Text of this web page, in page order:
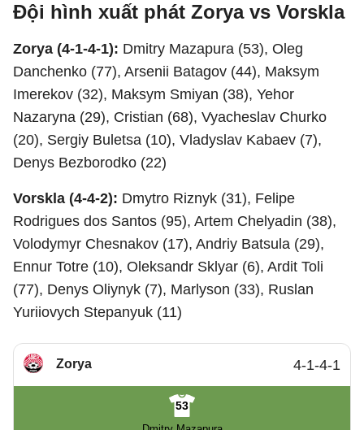
Đội hình xuất phát Zorya vs Vorskla
Zorya (4-1-4-1): Dmitry Mazapura (53), Oleg
Danchenko (77), Arsenii Batagov (44), Maksym
Imerekov (32), Maksym Smiyan (38), Yehor
Nazaryna (29), Cristian (68), Vyacheslav Churko
(20), Sergiy Buletsa (10), Vladyslav Kabaev (7),
Denys Bezborodko (22)
Vorskla (4-4-2): Dmytro Riznyk (31), Felipe
Rodrigues dos Santos (95), Artem Chelyadin (38),
Volodymyr Chesnakov (17), Andriy Batsula (29),
Ennur Totre (10), Oleksandr Sklyar (6), Ardit Toli
(77), Denys Oliynyk (7), Marlyson (33), Ruslan
Yuriiovych Stepanyuk (11)
Zorya 4-1-4-1
53